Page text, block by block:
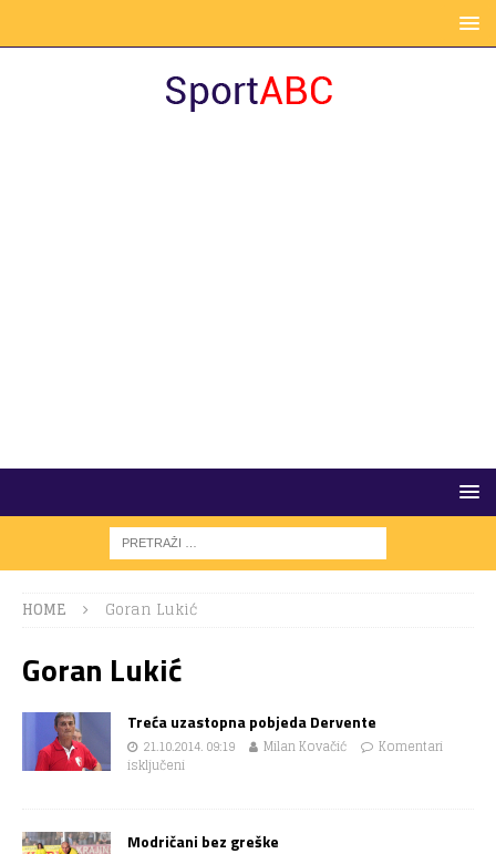
HOME Goran Lukić
Goran Lukić
Treća uzastopna pobjeda Dervente
21.10.2014. 09:19 Milan Kovačić
Komentari
isključeni
Modričani bez greške